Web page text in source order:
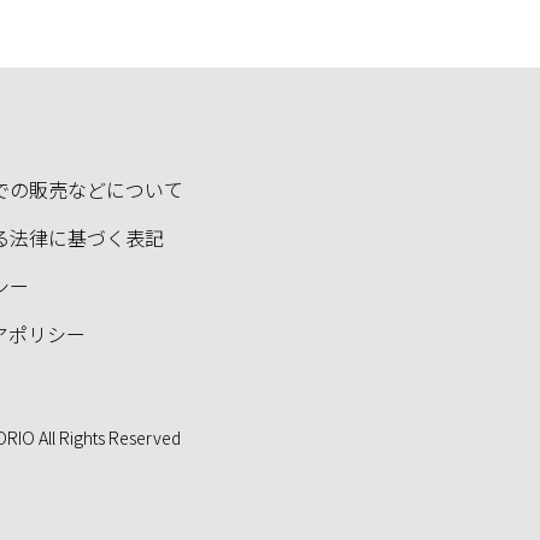
販売などについて
法律に基づく表記
ー
ポリシー
All Rights Reserved